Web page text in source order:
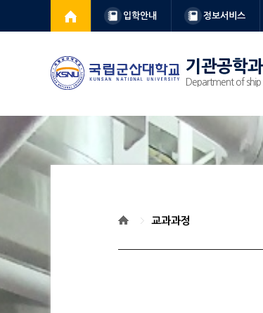
입학안내 정보서비스
기관공학과
Department of
교과과정